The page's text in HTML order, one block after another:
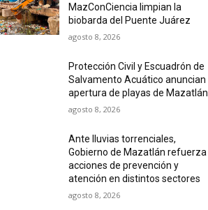
MazConCiencia limpian la
biobarda del Puente Juárez
agosto 8, 2026
Protección Civil y Escuadrón de
Salvamento Acuático anuncian
apertura de playas de Mazatlán
agosto 8, 2026
Ante lluvias torrenciales,
Gobierno de Mazatlán refuerza
acciones de prevención y
atención en distintos sectores
agosto 8, 2026